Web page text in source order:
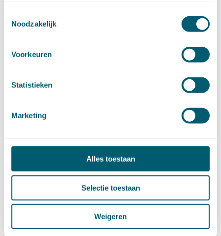
Noodzakelijk
Voorkeuren
Statistieken
Marketing
Alles toestaan
Selectie toestaan
Weigeren
mei (12)
maart (15)
►
2019 (147)
oktober (13)
mei (14)
maart (10)